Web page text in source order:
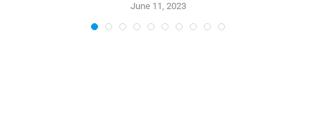
June 11, 2023